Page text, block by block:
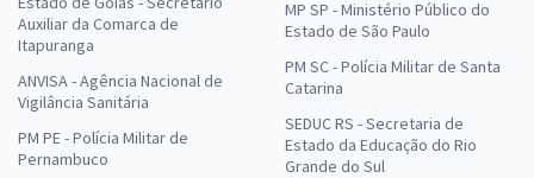
Auxiliar da Comarca de
Itapuranga
ANVISA - Agência Nacional de
Vigilância Sanitária
PM PE - Polícia Militar de
Pernambuco
MP SP - Ministério Público do
Estado de São Paulo
PM SC - Polícia Militar de Santa
Catarina
SEDUC RS - Secretaria de
Estado da Educação do Rio
Grande do Sul